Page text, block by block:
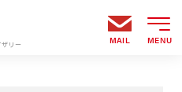
リー MAIL MENU